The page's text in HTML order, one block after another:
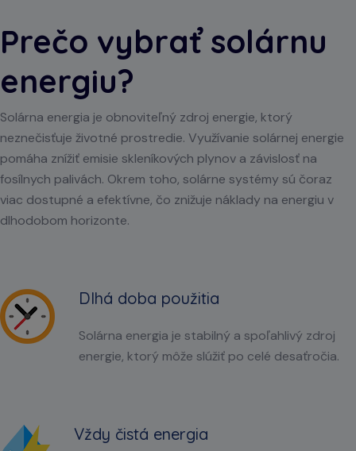
Prečo vybrať solárnu
energiu?
Solárna energia je obnoviteľný zdroj energie, ktorý
neznečisťuje životné prostredie. Využívanie solárnej energie
pomáha znížiť emisie skleníkových plynov a závislosť na
fosílnych palivách. Okrem toho, solárne systémy sú čoraz
viac dostupné a efektívne, čo znižuje náklady na energiu v
dlhodobom horizonte.
Dlhá doba použitia
Solárna energia je stabilný a spoľahlivý zdroj
energie, ktorý môže slúžiť po celé desaťročia.
Vždy čistá energia